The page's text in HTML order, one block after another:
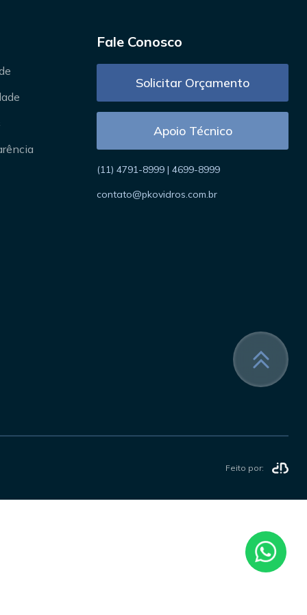
Fale Conosco
Solicitar Orçamento
Apoio Técnico
(11) 4791-8999 | 4699-8999
contato@pkovidros.com.br
Feito por: